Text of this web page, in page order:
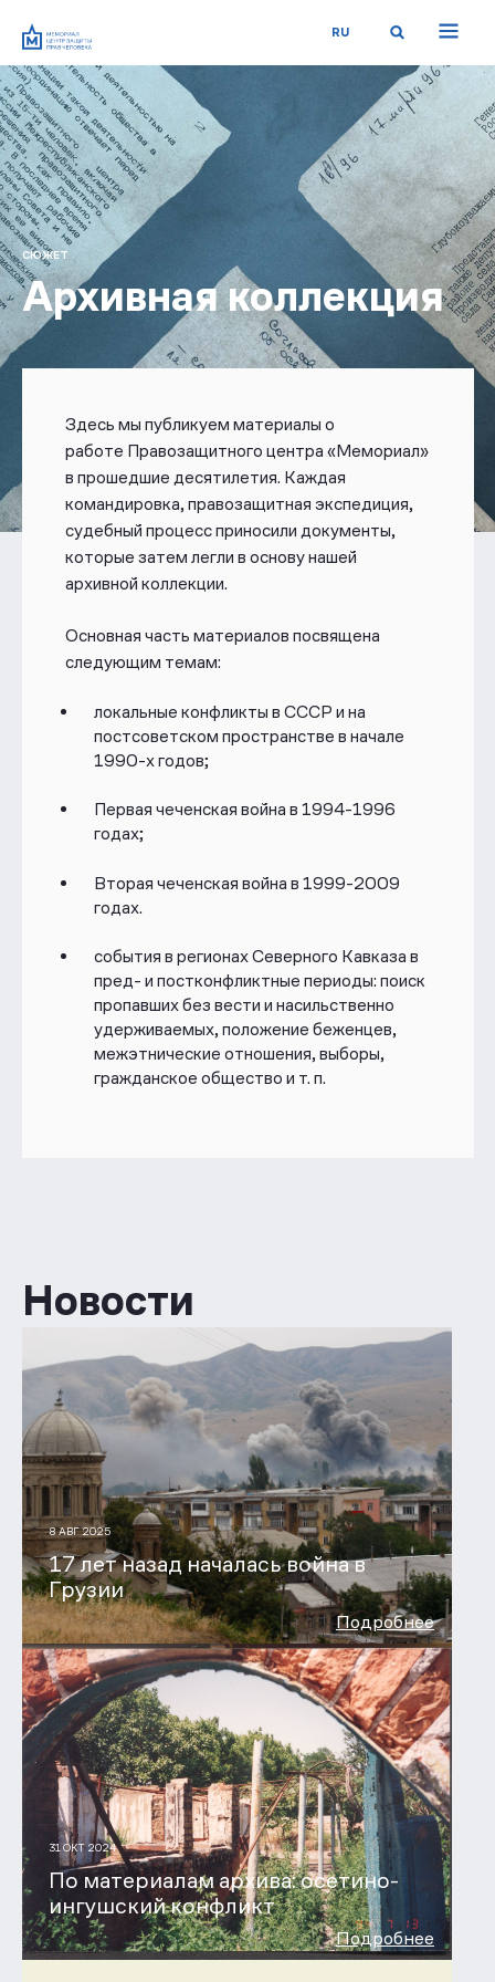
RU
СЮЖЕТ
Архивная коллекция
Здесь мы публикуем материалы о
работе Правозащитного центра «Мемориал»
в прошедшие десятилетия. Каждая
командировка, правозащитная экспедиция,
судебный процесс приносили документы,
которые затем легли в основу нашей
архивной коллекции.
Основная часть материалов посвящена
следующим темам:
локальные конфликты в СССР и на
постсоветском пространстве в начале
1990-х годов;
Первая чеченская война в 1994-1996
годах;
Вторая чеченская война в 1999-2009
годах.
события в регионах Северного Кавказа в
пред- и постконфликтные периоды: поиск
пропавших без вести и насильственно
удерживаемых, положение беженцев,
межэтнические отношения, выборы,
гражданское общество и т. п.
Новости
8 АВГ 2025
17 лет назад началась война в
Грузии
Подробнее
31 ОКТ 2024
По материалам архива: осетино-
ингушский конфликт
Подробнее